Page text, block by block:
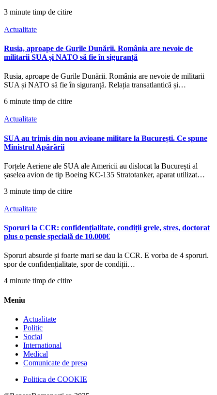
3 minute timp de citire
Actualitate
Rusia, aproape de Gurile Dunării. România are nevoie de
militarii SUA și NATO să fie în siguranță
Rusia, aproape de Gurile Dunării. România are nevoie de militarii
SUA și NATO să fie în siguranță. Relația transatlantică și…
6 minute timp de citire
Actualitate
SUA au trimis din nou avioane militare la București. Ce spune
Ministrul Apărării
Forțele Aeriene ale SUA ale Americii au dislocat la București al
șaselea avion de tip Boeing KC-135 Stratotanker, aparat utilizat…
3 minute timp de citire
Actualitate
Sporuri la CCR: confidențialitate, condiții grele, stres, doctorat
plus o pensie specială de 10.000€
Sporuri absurde și foarte mari se dau la CCR. E vorba de 4 sporuri.
spor de confidențialitate, spor de condiții…
4 minute timp de citire
Meniu
Actualitate
Politic
Social
International
Medical
Comunicate de presa
Politica de COOKIE